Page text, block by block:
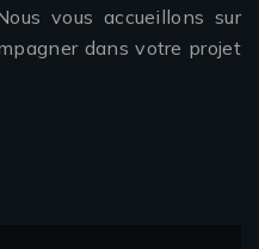
vous accueillons sur
dans votre projet